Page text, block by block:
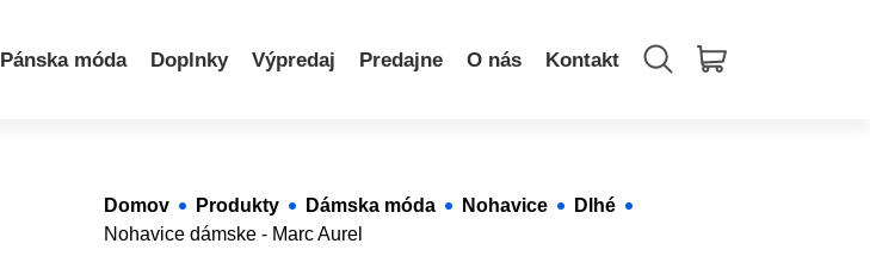
Pánska móda Doplnky Výpredaj Predajne O nás Kontakt
Domov Produkty Dámska móda Nohavice Dlhé
Nohavice dámske - Marc Aurel